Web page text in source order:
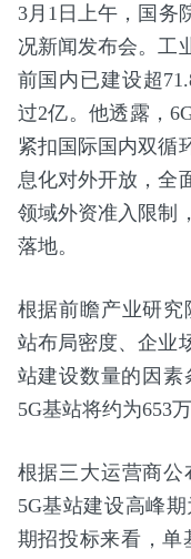
3月1日上午，国务
况新闻发布会。工
前国内已建设超
过2亿。他透露，
紧扣国际国内双循
息化对外开放，全
领域外资准入限制
落地。
根据前瞻产业研究
站布局密度、企业
站建设数量的因素
5G基站将约为653万
根据三大运营商公
5G基站建设高峰
期招投标来看，单